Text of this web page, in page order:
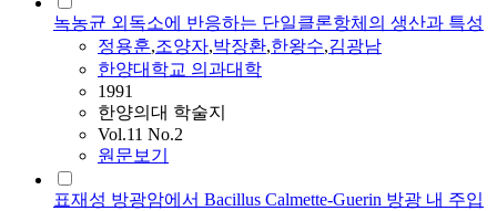
녹농균 외독소에 반응하는 단일클론항체의 생산과 특성
정용훈,조양자,박장환,한왕수,김광남
한양대학교 의과대학
1991
한양의대 학술지
Vol.11 No.2
원문보기
표재성 방광암에서 Bacillus Calmette-Guerin 방광 내 주입